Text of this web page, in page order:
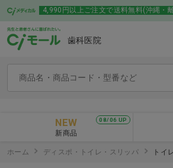
4,990円以上ご注文で送料無料(沖縄・
歯科医院
08/06 UP
NEW
新商品
ホーム ディスポ・トイレ・スリッパ トイ